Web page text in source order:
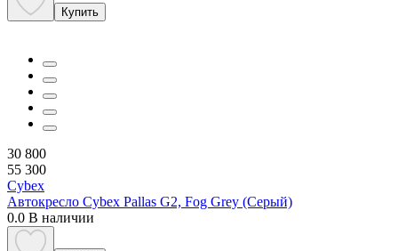
Купить
30 800
55 300
Cybex
Автокресло Cybex Pallas G2, Fog Grey (Серый)
0.0 В наличии